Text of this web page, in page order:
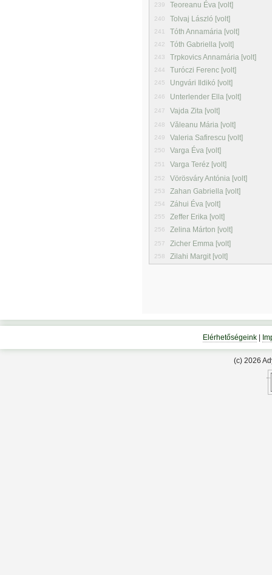
239 Teoreanu Éva [volt]
240 Tolvaj László [volt]
241 Tóth Annamária [volt]
242 Tóth Gabriella [volt]
243 Trpkovics Annamária [volt]
244 Turóczi Ferenc [volt]
245 Ungvári Ildikó [volt]
246 Unterlender Ella [volt]
247 Vajda Zita [volt]
248 Văleanu Mária [volt]
249 Valeria Safirescu [volt]
250 Varga Éva [volt]
251 Varga Teréz [volt]
252 Vörösváry Antónia [volt]
253 Zahan Gabriella [volt]
254 Záhui Éva [volt]
255 Zeffer Erika [volt]
256 Zelina Márton [volt]
257 Zicher Emma [volt]
258 Zilahi Margit [volt]
Elérhetőségeink|
(c) 2026